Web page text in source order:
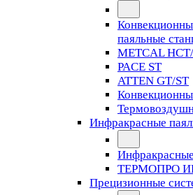
паяльные
METCAL
PACE ST
ATTEN GT/ST
Инфракрасные
ТЕРМОПРО
Прецизионные